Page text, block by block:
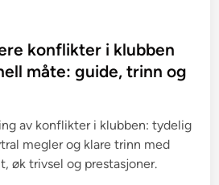
konflikter i klubben
måte: guide, trinn og
av konflikter i klubben: tydelig
megler og klare trinn med
øk trivsel og prestasjoner.